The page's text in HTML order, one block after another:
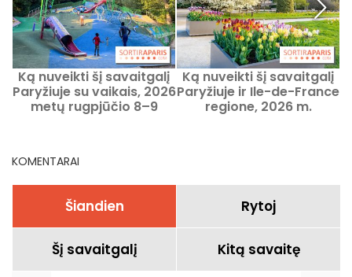
Ką nuveikti šį savaitgalį
Paryžiuje su vaikais, 2026
metų rugpjūčio 8–9
Ką nuveikti šį savaitgalį
Paryžiuje ir Ile-de-France
regione, 2026 m.
KOMENTARAI
Šiandien Rytoj
Šį savaitgalį Kitą savaitę